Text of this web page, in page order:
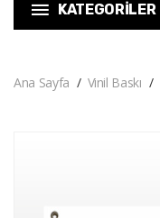
KATEGORİLER
Ana Sayfa Vinil Baskı